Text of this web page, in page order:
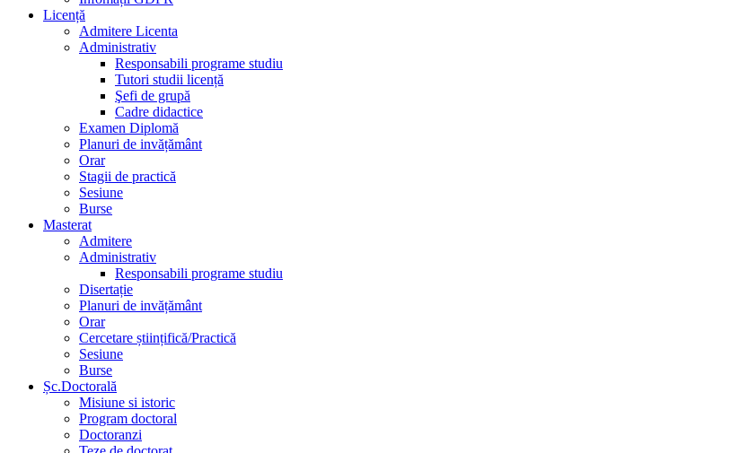
Licență
Admitere Licenta
Administrativ
Responsabili programe studiu
Tutori studii licență
Şefi de grupă
Cadre didactice
Examen Diplomă
Planuri de invățământ
Orar
Stagii de practică
Sesiune
Burse
Masterat
Admitere
Administrativ
Responsabili programe studiu
Disertație
Planuri de invățământ
Orar
Cercetare științifică/Practică
Sesiune
Burse
Șc.Doctorală
Misiune si istoric
Program doctoral
Doctoranzi